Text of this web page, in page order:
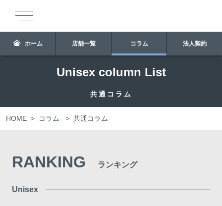
ホーム 店舗一覧 コラム 法人契約
Unisex column List
共通コラム
HOME > コラム > 共通コラム
RANKING ランキング
Unisex